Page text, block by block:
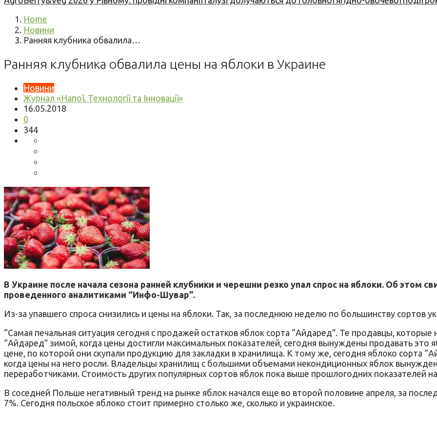
Home
Новини
Ранняя клубника обвалила…
Ранняя клубника обвалила цены на яблоки в Украине
Новини
Журнал «Напої. Технології та Інновації»
16.05.2018
0
344
В Украине после начала сезона ранней клубники и черешни резко упал спрос на яблоки. Об этом
проведенного аналитиками “Инфо-Шувар”.
Из-за упавшего спроса снизились и цены на яблоки. Так, за последнюю неделю по большинству сортов
“Самая печальная ситуация сегодня с продажей остатков яблок сорта “Айдаред”. Те продавцы,
“Айдаред” зимой, когда цены достигли максимальных показателей, сегодня вынуждены продавать это
цене, по которой они скупали продукцию для закладки в хранилища. К тому же, сегодня яблоко сорта
когда цены на него росли. Владельцы хранилищ с большими объемами некондиционных яблок
переработчиками. Стоимость других популярных сортов яблок пока выше прошлогодних показателей
В соседней Польше негативный тренд на рынке яблок начался еще во второй половине апреля, за
7%. Сегодня польское яблоко стоит примерно столько же, сколько и украинское.